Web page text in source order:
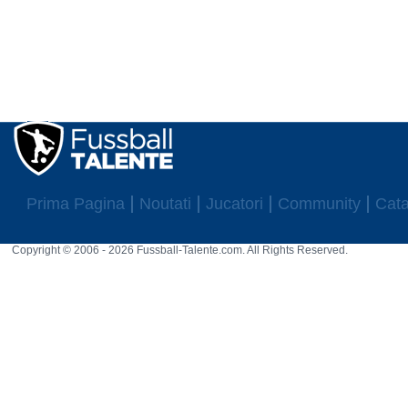
Prima Pagina Noutati Jucatori Community
Copyright © 2006 - 2026 Fussball-Talente.com. All Rights Reserved.